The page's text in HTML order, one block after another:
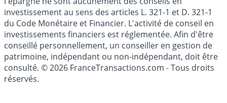
Les articles et commentaires publiés sur le guide de
l'épargne ne sont aucunement des conseils en
investissement au sens des articles L. 321-1 et D. 321-1
du Code Monétaire et Financier. L'activité de conseil en
investissements financiers est réglementée. Afin d'être
conseillé personnellement, un conseiller en gestion de
patrimoine, indépendant ou non-indépendant, doit être